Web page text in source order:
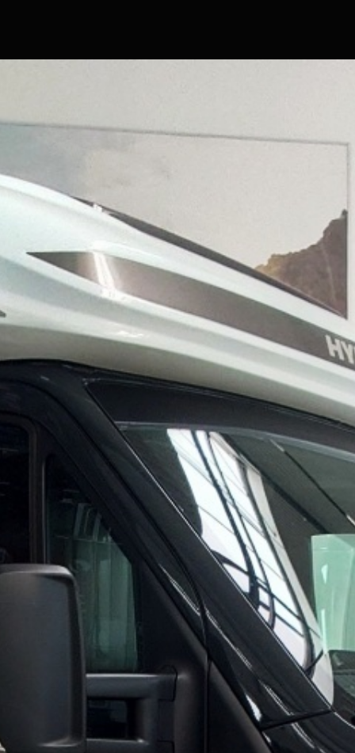
Značky a modely
Skladové obytné vozy
Skladové přívěsy
Komisní obytné vozy a přívěsy
Servis
Prodejna
Show room
Film servis
Blog
O nás
Kontakty